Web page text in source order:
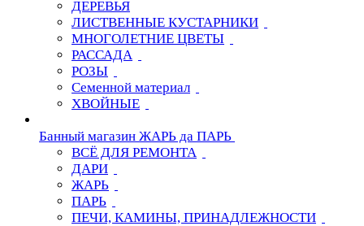
ДЕРЕВЬЯ
ЛИСТВЕННЫЕ КУСТАРНИКИ
МНОГОЛЕТНИЕ ЦВЕТЫ
РАССАДА
РОЗЫ
Семенной материал
ХВОЙНЫЕ
Банный магазин ЖАРЬ да ПАРЬ
ВСЁ ДЛЯ РЕМОНТА
ДАРИ
ЖАРЬ
ПАРЬ
ПЕЧИ, КАМИНЫ, ПРИНАДЛЕЖНОСТИ